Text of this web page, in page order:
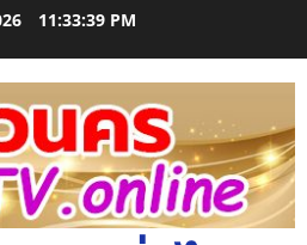
11:33:40 PM